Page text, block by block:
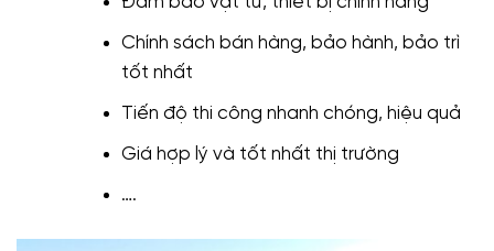
Chính sách bán hàng, bảo hành, bảo trì
tốt nhất
Tiến độ thi công nhanh chóng, hiệu quả
Giá hợp lý và tốt nhất thị trường
….